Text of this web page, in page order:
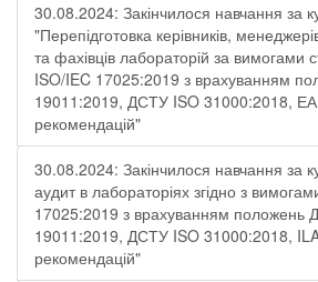
30.08.2024: Закінчилося навчання за
"Перепідготовка керівників,
та фахівців лабораторій за вимогами
ISO/IEC 17025:2019 з врахуванням
19011:2019, ДСТУ ISO 31000:2018,
рекомендацій"
30.08.2024: Закінчилося навчання за
аудит в лабораторіях згідно з
17025:2019 з врахуванням положень
19011:2019, ДСТУ ISO 31000:2018,
рекомендацій"